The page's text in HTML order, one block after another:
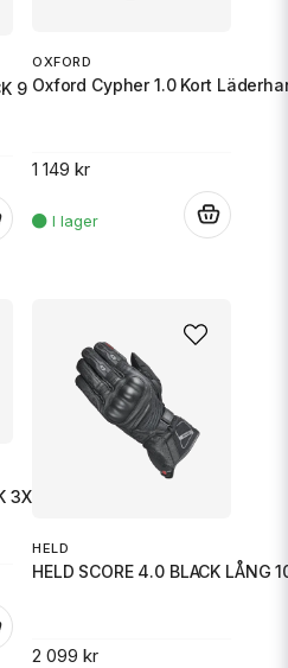
9
OXFORD
Oxford Cypher 1.0 Kort
1 149 kr
3X
HELD
HELD SCORE 4.0 BLACK LÅNG
2 099 kr